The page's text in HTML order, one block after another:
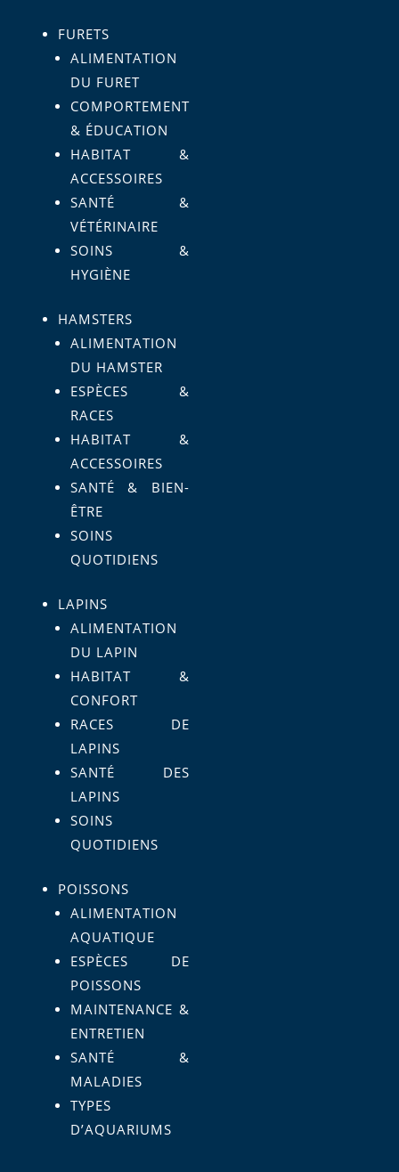
FURETS
ALIMENTATION
DU FURET
COMPORTEMENT
& ÉDUCATION
HABITAT &
ACCESSOIRES
SANTÉ &
VÉTÉRINAIRE
SOINS &
HYGIÈNE
HAMSTERS
ALIMENTATION
DU HAMSTER
ESPÈCES &
RACES
HABITAT &
ACCESSOIRES
SANTÉ & BIEN-
ÊTRE
SOINS
QUOTIDIENS
LAPINS
ALIMENTATION
DU LAPIN
HABITAT &
CONFORT
RACES DE
LAPINS
SANTÉ DES
LAPINS
SOINS
QUOTIDIENS
POISSONS
ALIMENTATION
AQUATIQUE
ESPÈCES DE
POISSONS
MAINTENANCE &
ENTRETIEN
SANTÉ &
MALADIES
TYPES
D’AQUARIUMS